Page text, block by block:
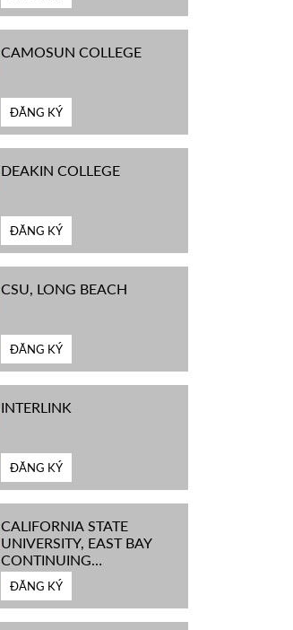
CAMOSUN COLLEGE
ĐĂNG KÝ
DEAKIN COLLEGE
ĐĂNG KÝ
CSU, LONG BEACH
ĐĂNG KÝ
INTERLINK
ĐĂNG KÝ
CALIFORNIA STATE
UNIVERSITY, EAST BAY
CONTINUING
EDUCATION
ĐĂNG KÝ